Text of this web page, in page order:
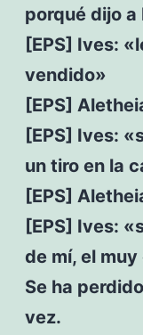
porqué dijo a
[EPS] Ives:
vendido»
[EPS]
[EPS] Ives:
un tiro en la
[EPS]
[EPS] Ives:
de mí, el
Se ha
vez.